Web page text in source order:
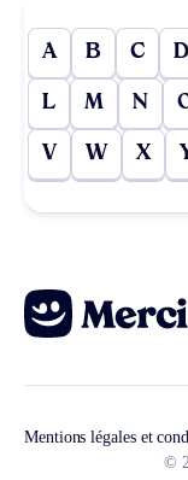
A B C D
L M N
V W X
Mentions légales et
©